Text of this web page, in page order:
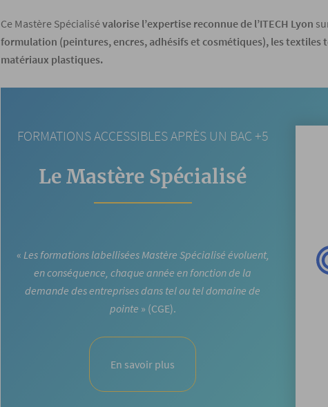
Ce Mastère Spécialisévalorise l’expertise reconnue de l’ITECH Lyon
formulation (peintures, encres, adhésifs et cosmétiques), les textiles
matériaux plastiques.
FORMATIONS ACCESSIBLES APRÈS UN BAC +5
Le Mastère Spécialisé
« Les formations labellisées Mastère Spécialisé évoluent,
en conséquence, chaque année en fonction de la
demande des entreprises dans tel ou tel domaine de
pointe » (CGE).
En savoir plus